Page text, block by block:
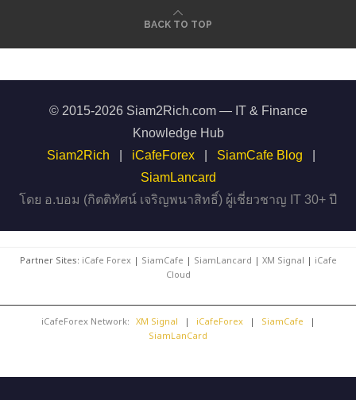
BACK TO TOP
© 2015-2026 Siam2Rich.com — IT & Finance
Knowledge Hub
Siam2Rich
iCafeForex SiamCafe Blog
SiamLancard
โดย อ.บอม (กิตติทัศน์ เจริญพนาสิทธิ์) ผู้เชี่ยวชาญ IT 30+ ปี
Partner Sites: iCafe Forex| SiamCafe | SiamLancard | XM Signal | iCafe
Cloud
iCafeForex Network: XM Signal | iCafeForex | SiamCafe
|
SiamLanCard